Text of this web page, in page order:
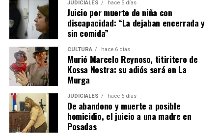
“Una cosa es diseñar una máquina en la computadora y
otra muy distinta es subirse a un tractor, sentir cómo
trabaja y entender en condiciones reales lo que uno
proyecta”.
Una fábrica misionera con proyección
internacional
La empresa Lory emplea actualmente a 17 personas,
entre personal administrativo, ingenieros de diseño y
operarios de producción.
JUDICIALES hace 5 días
Juicio por muerte de niña con
discapacidad: “La dejaban encerrada y
sin comida”
CULTURA hace 6 días
Murió Marcelo Reynoso, titiritero de
Kossa Nostra: su adiós será en La
Murga
JUDICIALES hace 6 días
De abandono y muerte a posible
homicidio, el juicio a una madre en
Posadas